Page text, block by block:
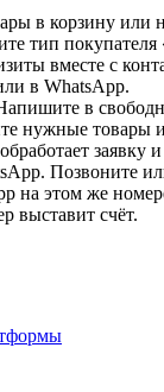
в корзину или
тип
вместе с
в WhatsApp.
в
нужные товары
заявку
Позвоните
на этом же
выставит счёт.